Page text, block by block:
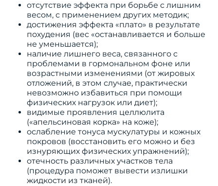
отсутствие эффекта при борьбе с лишним
весом, с применением других методик;
достижения эффекта «плато» в результате
похудения (вес «останавливается и больше
не уменьшается);
наличие лишнего веса, связанного с
проблемами в гормональном фоне или
возрастными изменениями (от жировых
отложений, в этом случае, практически
невозможно избавиться при помощи
физических нагрузок или диет);
видимые проявления целлюлита
(«апельсиновая корка» на коже);
ослабление тонуса мускулатуры и кожных
покровов (восстановить его можно и без
изнуряющих физических упражнений);
отечность различных участков тела
(процедура поможет вывести излишки
жидкости из тканей).